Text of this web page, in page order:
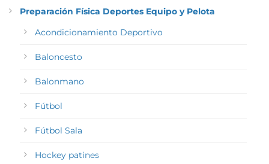
Preparación Física Deportes Equipo y Pelota
Acondicionamiento Deportivo
Baloncesto
Balonmano
Fútbol
Fútbol Sala
Hockey patines